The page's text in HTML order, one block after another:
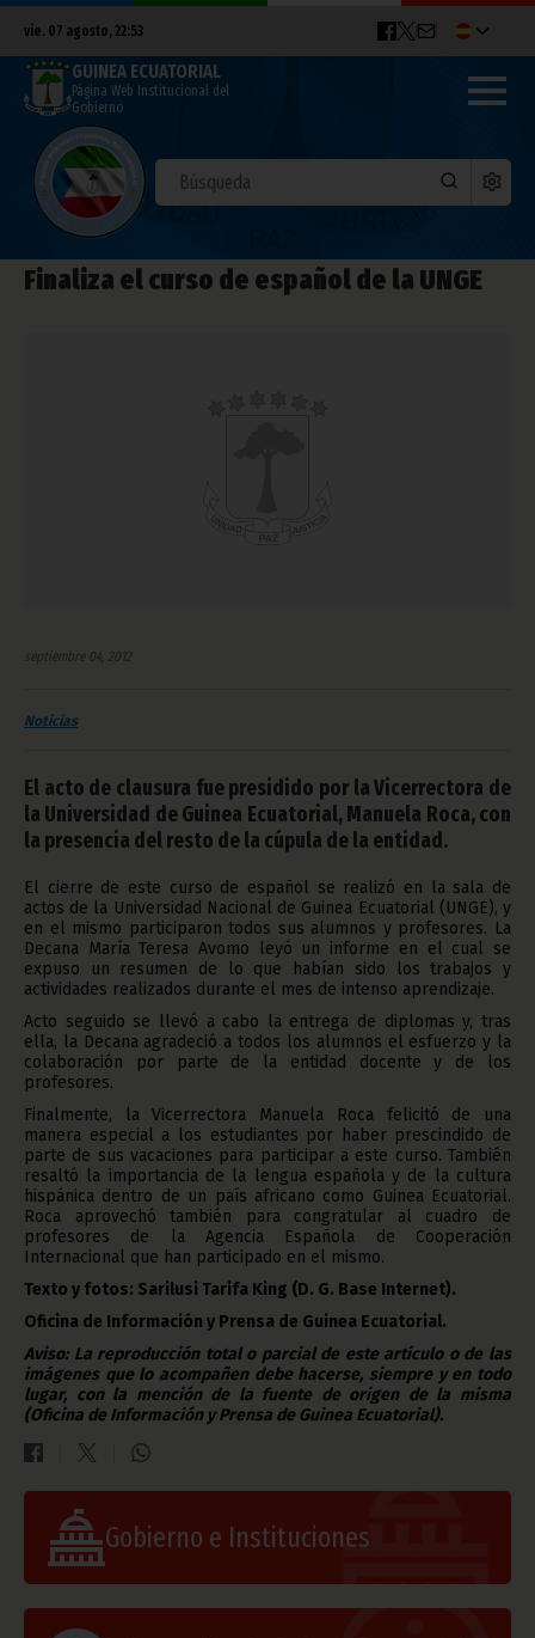
vie. 07 agosto, 22:53
GUINEA ECUATORIAL
Página Web Institucional del
Gobierno
Finaliza el curso de español de la UNGE
septiembre 04, 2012
Noticias
El acto de clausura fue presidido por la Vicerrectora de
la Universidad de Guinea Ecuatorial, Manuela Roca, con
la presencia del resto de la cúpula de la entidad.
El cierre de este curso de español se realizó en la sala de
actos de la Universidad Nacional de Guinea Ecuatorial (UNGE), y
en el mismo participaron todos sus alumnos y profesores. La
Decana María Teresa Avomo leyó un informe en el cual se
expuso un resumen de lo que habían sido los trabajos y
actividades realizados durante el mes de intenso aprendizaje.
Acto seguido se llevó a cabo la entrega de diplomas y, tras
ella, la Decana agradeció a todos los alumnos el esfuerzo y la
colaboración por parte de la entidad docente y de los
profesores.
Finalmente, la Vicerrectora Manuela Roca felicitó de una
manera especial a los estudiantes por haber prescindido de
parte de sus vacaciones para participar a este curso. También
resaltó la importancia de la lengua española y de la cultura
hispánica dentro de un país africano como Guinea Ecuatorial.
Roca aprovechó también para congratular al cuadro de
profesores de la Agencia Española de Cooperación
Internacional que han participado en el mismo.
Texto y fotos: Sarilusi Tarifa King (D. G. Base Internet).
Oficina de Información y Prensa de Guinea Ecuatorial.
Aviso: La reproducción total o parcial de este artículo o de las
imágenes que lo acompañen debe hacerse, siempre y en todo
lugar, con la mención de la fuente de origen de la misma
(Oficina de Información y Prensa de Guinea Ecuatorial).
Gobierno e Instituciones